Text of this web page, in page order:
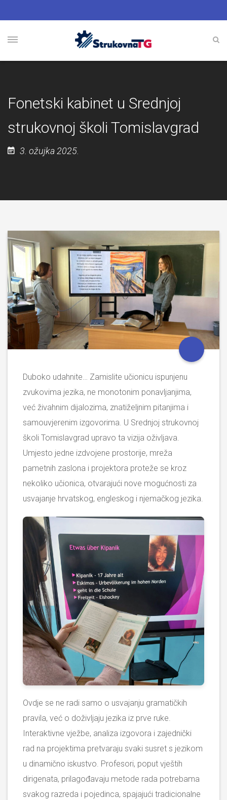
Fonetski kabinet u Srednjoj
strukovnoj školi Tomislavgrad
3. ožujka 2025.
Duboko udahnite… Zamislite učionicu ispunjenu
zvukovima jezika, ne monotonim ponavljanjima,
već živahnim dijalozima, znatiželjnim pitanjima i
samouvjerenim izgovorima. U Srednjoj strukovnoj
školi Tomislavgrad upravo ta vizija oživljava.
Umjesto jedne izdvojene prostorije, mreža
pametnih zaslona i projektora proteže se kroz
nekoliko učionica, otvarajući nove mogućnosti za
usvajanje hrvatskog, engleskog i njemačkog jezika.
Ovdje se ne radi samo o usvajanju gramatičkih
pravila, već o doživljaju jezika iz prve ruke.
Interaktivne vježbe, analiza izgovora i zajednički
rad na projektima pretvaraju svaki susret s jezikom
u dinamično iskustvo. Profesori, poput vještih
dirigenata, prilagođavaju metode rada potrebama
svakog razreda i pojedinca, spajajući tradicionalne